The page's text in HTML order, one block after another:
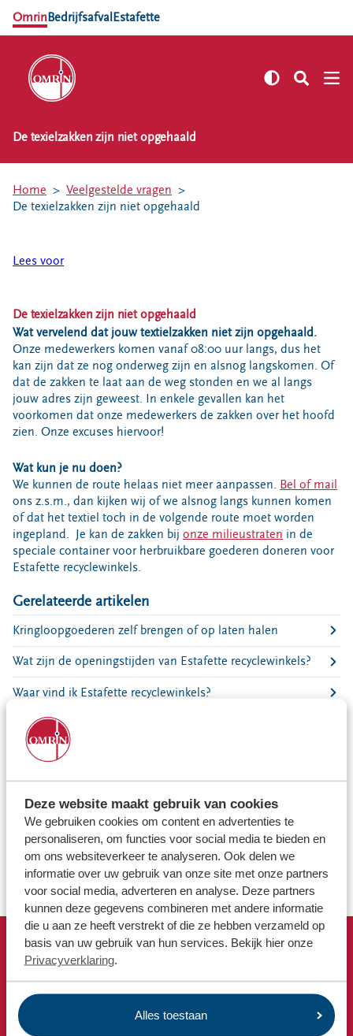
Deze website maakt gebruik van cookies
We gebruiken cookies om content en advertenties te
personaliseren, om functies voor social media te bieden en
om ons websiteverkeer te analyseren. Ook delen we
informatie over uw gebruik van onze site met onze partners
voor social media, adverteren en analyse. Deze partners
kunnen deze gegevens combineren met andere informatie
die u aan ze heeft verstrekt of die ze hebben verzameld op
basis van uw gebruik van hun services. Bekijk hier onze
Privacyverklaring.
Alles toestaan
OmrinBedrijfsafval Estafette
NL EN
Afvalkalender
Milieustraten
Kringloopspullen
Afval aanmelden
Bouwcontainer huren
Ons verhaal
Nieuws
Over Omrin
Hier werken we aan
Ecopark De Wierde
Reststoffen Energie Centrale
Projecten
Storing, klacht of vraag
Klantenservice SYP
VeeIgestelde vragen
Pers
Werken bij
Voor leveranciers en bezoekers
De texielzakken zijn niet opgehaald
Home
Veelgestelde vragen
De texielzakken zijn niet opgehaald
Lees voor
De texielzakken zijn niet opgehaald
Wat vervelend dat jouw textielzakken niet zijn opgehaald.
Onze medewerkers komen vanaf 08:00 uur langs, dus het
kan zijn dat ze nog onderweg zijn en alsnog langskomen. Of
dat de zakken te laat aan de weg stonden en we al langs
jouw adres zijn geweest. In enkele gevallen kan het
voorkomen dat onze medewerkers de zakken over het hoofd
zien. Onze excuses hiervoor!
Wat kun je nu doen?
We kunnen de route helaas niet meer aanpassen. Bel of mail
ons z.s.m., dan kijken wij of we alsnog langs kunnen komen
of dat het textiel toch in de volgende route moet worden
ingepland. Je kan de zakken bij onze milieustraten in de
speciale container voor herbruikbare goederen doneren voor
Estafette recyclewinkels.
Gerelateerde artikelen
Kringloopgoederen zelf brengen of op laten halen
Wat zijn de openingstijden van Estafette recyclewinkels?
Waar vind ik Estafette recyclewinkels?
Hoe kan ik contact opnemen met Estafette recyclewinkels?
Waar kan ik een ophaalafspraak maken voor het ophalen
Hoe kan ik me aanmelden als een vrijwilliger?
Waar kan ik mijn herbruikbare spullen naartoe brengen?
Pekela| Kringloopwinkel
Snel naar
Afvalkalender
Omrin Afvalapp
Milieustraat